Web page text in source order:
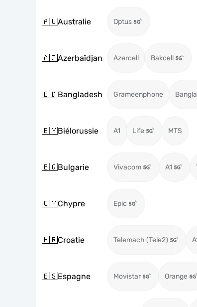
🇦🇺Australie Optus
🇦🇿Azerbaïdjan Azercell Bakcell
🇧🇩Bangladesh Grameenphone
🇧🇾Biélorussie A1 Life MTS
🇧🇬Bulgarie Vivacom A1
🇨🇾Chypre Epic
🇭🇷Croatie Telemach (Tele2)
🇪🇸Espagne Movistar Orange